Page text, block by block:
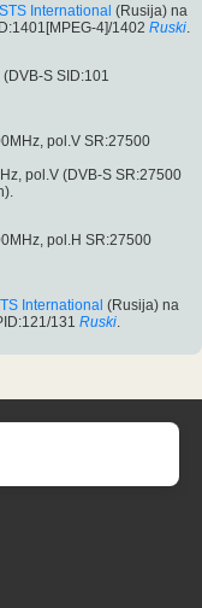
STS International (Rusija) na
4]/1402 Ruski.
S SID:101
pol.V SR:27500
pol.V (DVB-S SR:27500
pol.H SR:27500
International (Rusija) na
131 Ruski.